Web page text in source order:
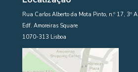
Rua Carlos Alberto da Mota Pinto, n.º 17, 3º A
Edf. Amoreiras Square
1070-313 Lisboa